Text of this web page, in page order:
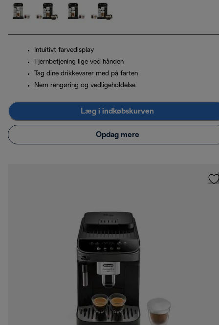
Intuitivt farvedisplay
Fjernbetjening lige ved hånden
Tag dine drikkevarer med på farten
Nem rengøring og vedligeholdelse
Læg i indkøbskurven
Opdag mere